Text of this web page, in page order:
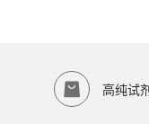
虽性质稳定，但长期暴露
高纯试